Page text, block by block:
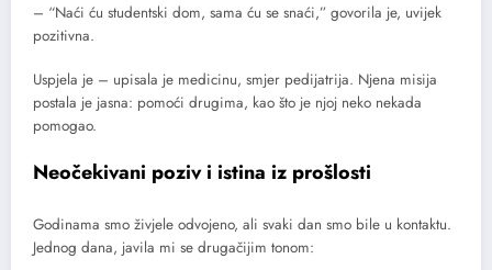
– “Naći ću studentski dom, sama ću se snaći,” govorila je, uvijek
pozitivna.
Uspjela je – upisala je medicinu, smjer pedijatrija. Njena misija
postala je jasna: pomoći drugima, kao što je njoj neko nekada
pomogao.
Neočekivani poziv i istina iz prošlosti
Godinama smo živjele odvojeno, ali svaki dan smo bile u kontaktu.
Jednog dana, javila mi se drugačijim tonom: